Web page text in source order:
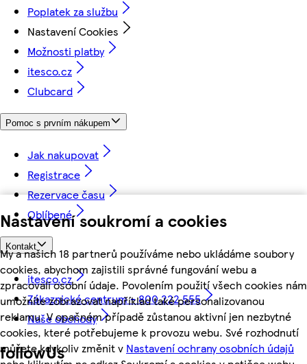
Nastavení soukromí a cookies
My a našich 18 partnerů používáme nebo ukládáme soubory
cookies, abychom zajistili správné fungování webu a
zpracovali osobní údaje. Povolením použití všech cookies nám
umožníte zobrazovat například také personalizovanou
reklamu. V opačném případě zůstanou aktivní jen nezbytné
cookies, které potřebujeme k provozu webu. Své rozhodnutí
můžete kdykoliv změnit v Nastavení ochrany osobních údajů
Poplatek za službu
Nastavení Cookies
Možnosti platby
itesco.cz
Clubcard
Pomoc s prvním nákupem
Jak nakupovat
Registrace
Rezervace času
Oblíbené
Kontakt
itesco.cz
Zákaznické centrum - 800 222 555
Naše obchody
followUs